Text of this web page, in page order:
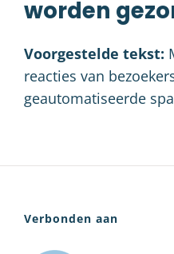
worden
Voorgestelde tekst:
reacties van
geautomatiseerde
Verbonden aan